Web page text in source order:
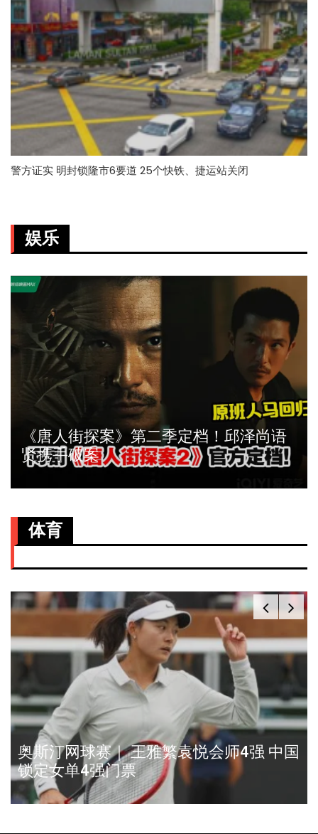
警方证实 明封锁隆市6要道 25个快铁、捷运站关闭
娱乐
官宣！贾玲新电影《热辣滚烫》3月21
日马来西亚上映！
体育
黄智勇确认动刀治背伤 缺席全英赛和法
国赛